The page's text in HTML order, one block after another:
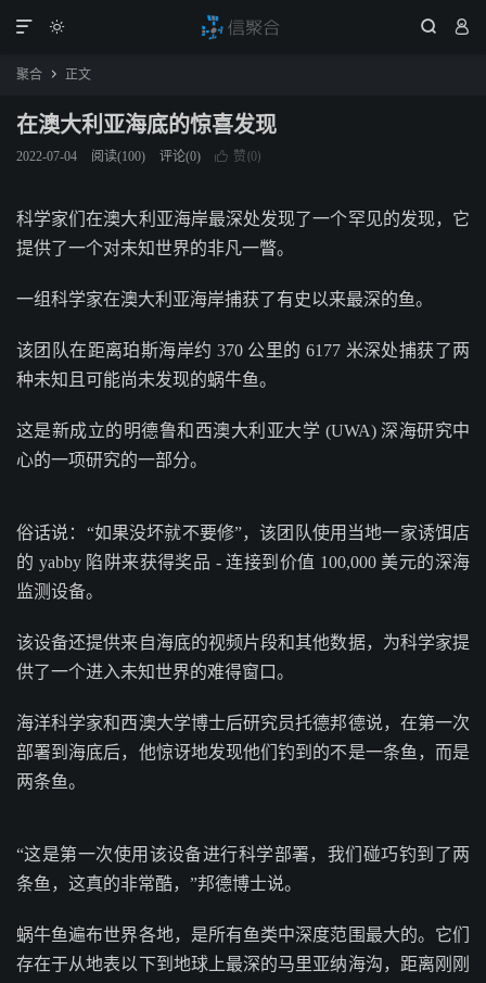
  

聚合  正文
在澳大利亚海底的惊喜发现
2022-07-04 阅读(100) 评论(0)  赞(0)
科学家们在澳大利亚海岸最深处发现了一个罕见的发现，它
提供了一个对未知世界的非凡一瞥。
一组科学家在澳大利亚海岸捕获了有史以来最深的鱼。
该团队在距离珀斯海岸约 370 公里的 6177 米深处捕获了两
种未知且可能尚未发现的蜗牛鱼。
这是新成立的明德鲁和西澳大利亚大学 (UWA) 深海研究中
心的一项研究的一部分。
俗话说：“如果没坏就不要修”，该团队使用当地一家诱饵店
的 yabby 陷阱来获得奖品 - 连接到价值 100,000 美元的深海
监测设备。
该设备还提供来自海底的视频片段和其他数据，为科学家提
供了一个进入未知世界的难得窗口。
海洋科学家和西澳大学博士后研究员托德邦德说，在第一次
部署到海底后，他惊讶地发现他们钓到的不是一条鱼，而是
两条鱼。
“这是第一次使用该设备进行科学部署，我们碰巧钓到了两
条鱼，这真的非常酷，”邦德博士说。
蜗牛鱼遍布世界各地，是所有鱼类中深度范围最大的。它们
存在于从地表以下到地球上最深的马里亚纳海沟，距离刚刚